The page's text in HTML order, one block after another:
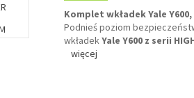
Komplet wkładek Yale
Podnieś poziom
wkładekYale Y600 z serii
więcej